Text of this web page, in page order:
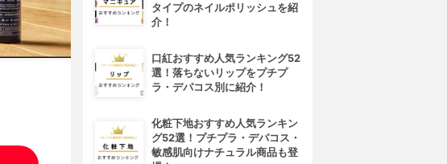
タイプのネイルポリッシュを紹
介！
口紅おすすめ人気ランキング52
選！落ちないリップをプチプ
ラ・デパコス別に紹介！
化粧下地おすすめ人気ランキン
グ52選！プチプラ・デパコス・
敏感肌向けナチュラル商品も登